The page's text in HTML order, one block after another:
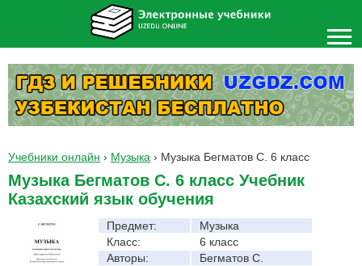
Учебники онлайн › Музыка › Музыка Бегматов С. 6 класс
Музыка Бегматов С. 6 класс Учебник
Казахский язык обучения
Предмет:
Музыка
Класс:
6 класс
Авторы:
Бегматов С.